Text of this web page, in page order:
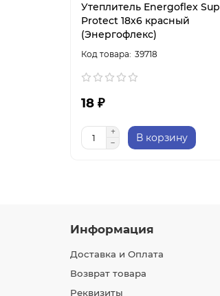
Утеплитель Energoflex
Protect 18х6 красный
(Энергофлекс)
39718
18 ₽
В корзину
Информация
Доставка и Оплата
Возврат товара
Реквизиты